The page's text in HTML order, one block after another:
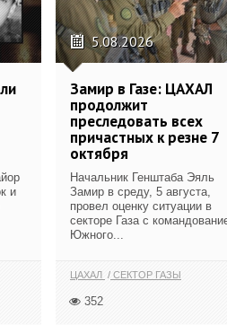
и
5.08.2026
Замир в Газе: ЦАХАЛ
продолжит
преследовать всех
причастных к резне 7
октября
Начальник Генштаба Эяль
Замир в среду, 5 августа,
провел оценку ситуации в
секторе Газа с
Южного...
ЦАХАЛ СЕКТОР ГАЗЫ
352